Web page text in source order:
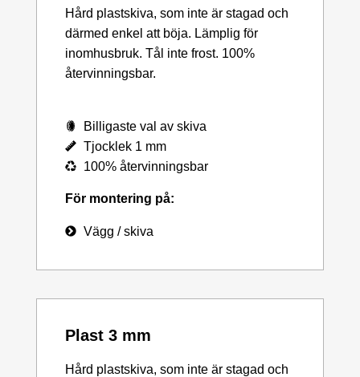
Hård plastskiva, som inte är stagad och
därmed enkel att böja. Lämplig för
inomhusbruk. Tål inte frost. 100%
återvinningsbar.
Billigaste val av skiva
Tjocklek 1 mm
100% återvinningsbar
För montering på:
Vägg / skiva
Plast 3 mm
Hård plastskiva, som inte är stagad och